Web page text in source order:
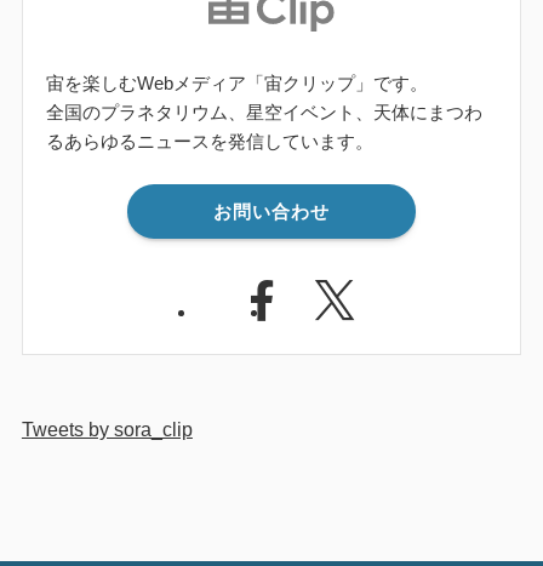
宙を楽しむWebメディア「宙クリップ」です。
全国のプラネタリウム、星空イベント、天体にまつわ
るあらゆるニュースを発信しています。
お問い合わせ
Tweets by sora_clip